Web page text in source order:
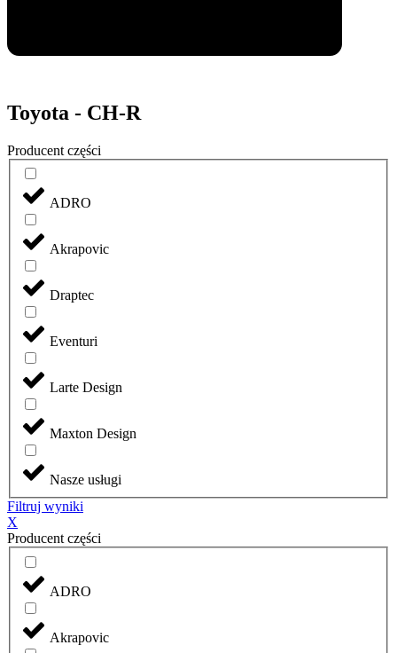
Toyota - CH-R
Producent części
ADRO
Akrapovic
Draptec
Eventuri
Larte Design
Maxton Design
Nasze usługi
Filtruj wyniki
X
Producent części
ADRO
Akrapovic